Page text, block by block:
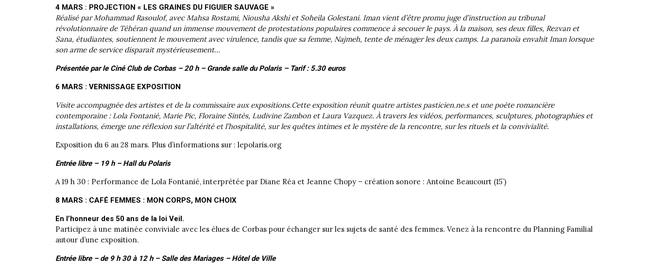
4 MARS : PROJECTION « LES GRAINES DU FIGUIER SAUVAGE »
Réalisé par Mohammad Rasoulof, avec Mahsa Rostami, Niousha Akshi et Soheila Golestani. Iman vient d’être promu juge d’instruction au tribunal
révolutionnaire de Téhéran quand un immense mouvement de protestations populaires commence à secouer le pays. À la maison, ses deux filles, Rezvan et
Sana, étudiantes, soutiennent le mouvement avec virulence, tandis que sa femme, Najmeh, tente de ménager les deux camps. La paranoïa envahit Iman lorsque
son arme de service disparait mystérieusement…
Présentée par le Ciné Club de Corbas – 20 h – Grande salle du Polaris – Tarif : 5.30 euros
6 MARS : VERNISSAGE EXPOSITION
Visite accompagnée des artistes et de la commissaire aux expositions.Cette exposition réunit quatre artistes pasticien.ne.s et une poète romancière
contemporaine : Lola Fontanié, Marie Pic, Floraine Sintès, Ludivine Zambon et Laura Vazquez. À travers les vidéos, performances, sculptures, photographies et
installations, émerge une réflexion sur l’altérité et l’hospitalité, sur les quêtes intimes et le mystère de la rencontre, sur les rituels et la convivialité.
Exposition du 6 au 28 mars. Plus d’informations sur : lepolaris.org
Entrée libre – 19 h – Hall du Polaris
A 19 h 30 : Performance de Lola Fontanié, interprétée par Diane Réa et Jeanne Chopy – création sonore : Antoine Beaucourt (15’)
8 MARS : CAFÉ FEMMES : MON CORPS, MON CHOIX
En l’honneur des 50 ans de la loi Veil.
Participez à une matinée conviviale avec les élues de Corbas pour échanger sur les sujets de santé des femmes. Venez à la rencontre du Planning Familial
autour d’une exposition.
Entrée libre – de 9 h 30 à 12 h – Salle des Mariages – Hôtel de Ville